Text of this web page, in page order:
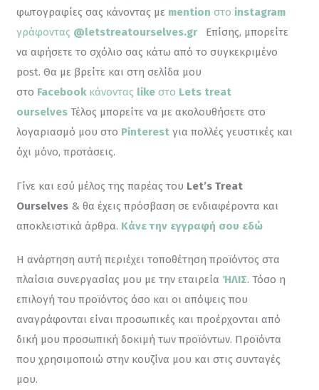
φωτογραφίες σας κάνοντας με mention στο instagram
γράφοντας @letstreatourselves.gr
Επίσης, μπορείτε
να αφήσετε το σχόλιο σας κάτω από το συγκεκριμένο
post. Θα με βρείτε και στη σελίδα μου
στο Facebook κάνοντας like στο Lets treat
ourselves Τέλος μπορείτε να με ακολουθήσετε στο
λογαριασμό μου στο Pinterest για πολλές γευστικές και
όχι μόνο, προτάσεις.
Γίνε και εσύ μέλος της παρέας του Let’s Treat
Ourselves & θα έχεις πρόσβαση σε ενδιαφέροντα και
αποκλειστικά άρθρα. Κάνε την εγγραφή σου εδώ
Η ανάρτηση αυτή περιέχει τοποθέτηση προϊόντος στα
πλαίσια συνεργασίας μου με την εταιρεία ΉΛΙΣ. Τόσο η
επιλογή του προϊόντος όσο και οι απόψεις που
αναγράφονται είναι προσωπικές και προέρχονται από
δική μου προσωπική δοκιμή των προϊόντων. Προϊόντα
που χρησιμοποιώ στην κουζίνα μου και στις συνταγές
μου.